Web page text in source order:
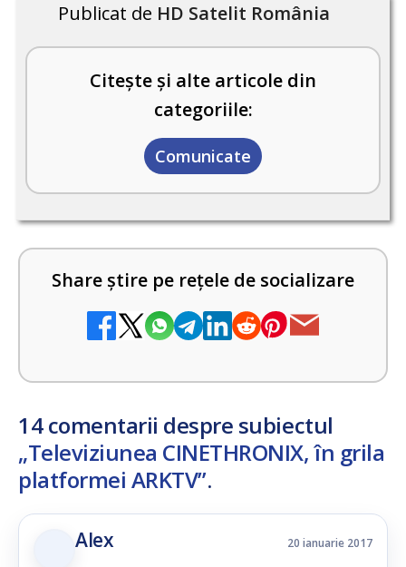
Publicat de HD Satelit România
Citește și alte articole din
categoriile:
Comunicate
Share știre pe rețele de socializare
14 comentarii despre subiectul
„Televiziunea CINETHRONIX, în grila
platformei ARKTV”.
Alex 20 ianuarie 2017